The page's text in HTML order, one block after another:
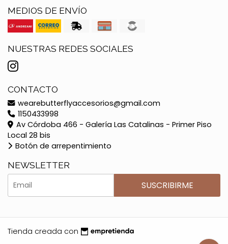
MEDIOS DE ENVÍO
NUESTRAS REDES SOCIALES
CONTACTO
wearebutterflyaccesorios@gmail.com
1150433998
Av Córdoba 466 - Galería Las Catalinas - Primer Piso
Local 28 bis
Botón de arrepentimiento
NEWSLETTER
SUSCRIBIRME
Tienda creada con